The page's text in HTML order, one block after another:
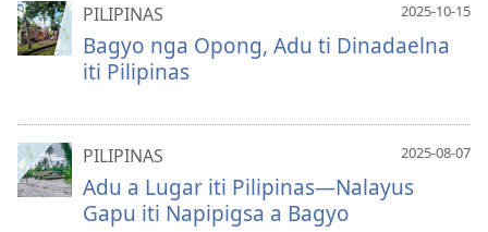
2025-10-15
PILIPINAS
Bagyo nga Opong, Adu ti Dinadaelna
iti Pilipinas
2025-08-07
PILIPINAS
Adu a Lugar iti Pilipinas—Nalayus
Gapu iti Napipigsa a Bagyo